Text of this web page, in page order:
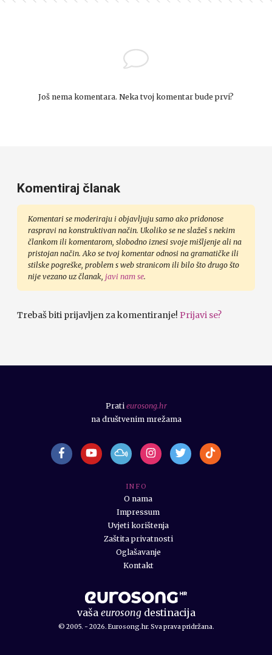
Još nema komentara. Neka tvoj komentar bude prvi?
Komentiraj članak
Komentari se moderiraju i objavljuju samo ako pridonose
raspravi na konstruktivan način. Ukoliko se ne slažeš s nekim
člankom ili komentarom, slobodno iznesi svoje mišljenje ali na
pristojan način. Ako se tvoj komentar odnosi na gramatičke ili
stilske pogreške, problem s web stranicom ili bilo što drugo što
nije vezano uz članak, javi nam se.
Trebaš biti prijavljen za komentiranje! Prijavi se?
vaša eurosongdestinacija
© 2005. - 2026. Eurosong.hr. Sva prava pridržana.
I N F O
O nama
Impressum
Uvjeti korištenja
Zaštita privatnosti
Oglašavanje
Kontakt
Prati eurosong.hr
na društvenim mrežama